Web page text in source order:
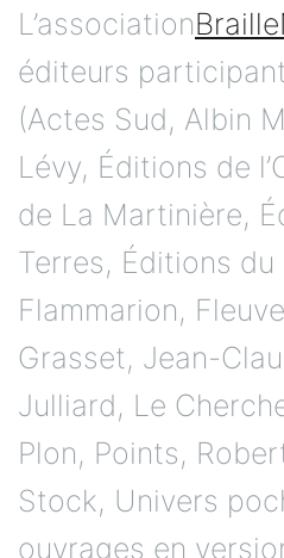
L’association
éditeurs
(Actes Sud, Albin
Lévy, Éditions de
de La Martinière,
Terres, Éditions
Flammarion,
Grasset, Jean-
Julliard, Le
Plon, Points,
Stock, Univers
ouvrages en